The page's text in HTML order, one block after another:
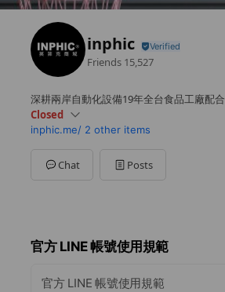
inphic
Friends 15,527
深耕兩岸自動化設備19年全台食品工廠配合
Closed
SunClosed
Tue09:30 - 12:00,13:30 - 18:30
inphic.me/ 2 other items
Chat Posts
官方 LINE 帳號使用規範
官方 LINE 帳號使用規範